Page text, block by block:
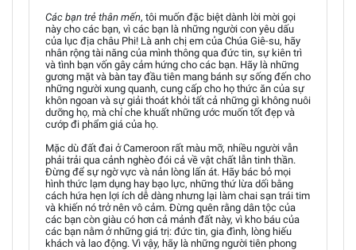
Các bạn trẻ thân mến, tôi muốn đặc biệt dành lời mời gọi
này cho các bạn, vì các bạn là những người con yêu dấu
của lục địa châu Phi! Là anh chị em của Chúa Giê-su, hãy
nhân rộng tài năng của mình thông qua đức tin, sự kiên trì
và tình bạn vốn gây cảm hứng cho các bạn. Hãy là những
gương mặt và bàn tay đầu tiên mang bánh sự sống đến cho
những người xung quanh, cung cấp cho họ thức ăn của sự
khôn ngoan và sự giải thoát khỏi tất cả những gì không nuôi
dưỡng họ, mà chỉ che khuất những ước muốn tốt đẹp và
cướp đi phẩm giá của họ.
Mặc dù đất đai ở Cameroon rất màu mỡ, nhiều người vẫn
phải trải qua cảnh nghèo đói cả về vật chất lẫn tinh thần.
Đừng để sự ngờ vực và nản lòng lấn át. Hãy bác bỏ mọi
hình thức lạm dụng hay bạo lực, những thứ lừa dối bằng
cách hứa hẹn lợi ích dễ dàng nhưng lại làm chai sạn trái tim
và khiến nó trở nên vô cảm. Đừng quên rằng dân tộc của
các bạn còn giàu có hơn cả mảnh đất này, vì kho báu của
các bạn nằm ở những giá trị: đức tin, gia đình, lòng hiếu
khách và lao động. Vì vậy, hãy là những người tiên phong